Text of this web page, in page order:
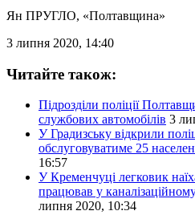
Ян ПРУГЛО, «Полтавщина»
3 липня 2020, 14:40
Читайте також:
Підрозділи поліції
службових автомобілів 3
У Градизську відкрили
обслуговуватиме 25
16:57
У Кременчуці легковик
працював у
липня 2020, 10:34